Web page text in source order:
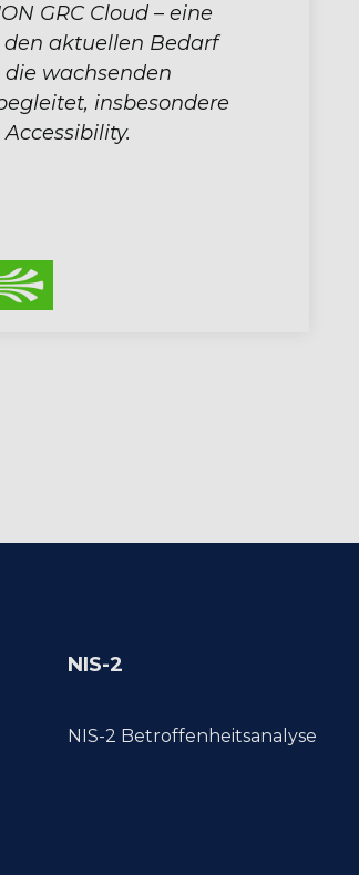
GRC Cloud – eine
aktuellen Bedarf
wachsenden
insbesondere
NIS-2
NIS-2 Betroffenheitsanalyse